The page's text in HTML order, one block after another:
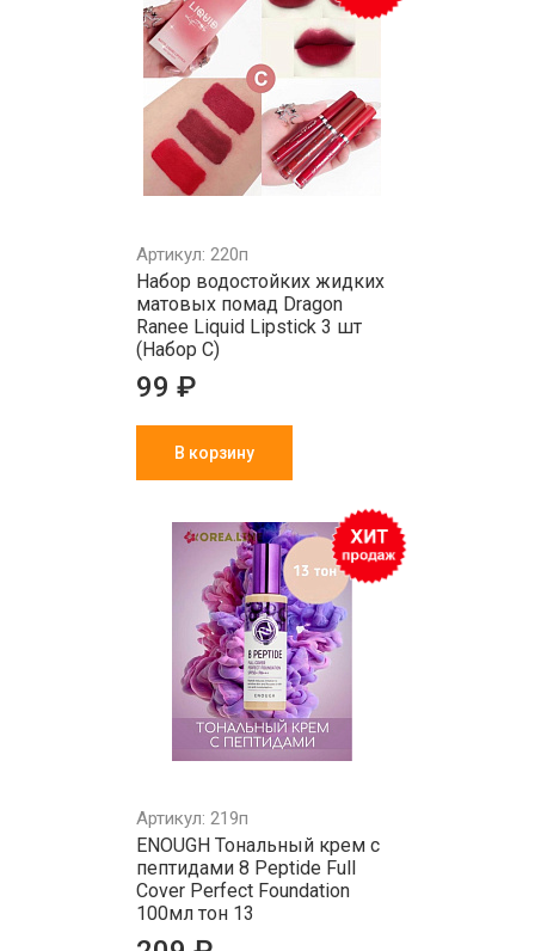
Артикул: 220п
Набор водостойких жидких
матовых помад Dragon
Ranee Liquid Lipstick 3 шт
(Набор С)
99 ₽
В корзину
Артикул: 219п
ENOUGH Тональный крем с
пептидами 8 Peptide Full
Cover Perfect Foundation
100мл тон 13